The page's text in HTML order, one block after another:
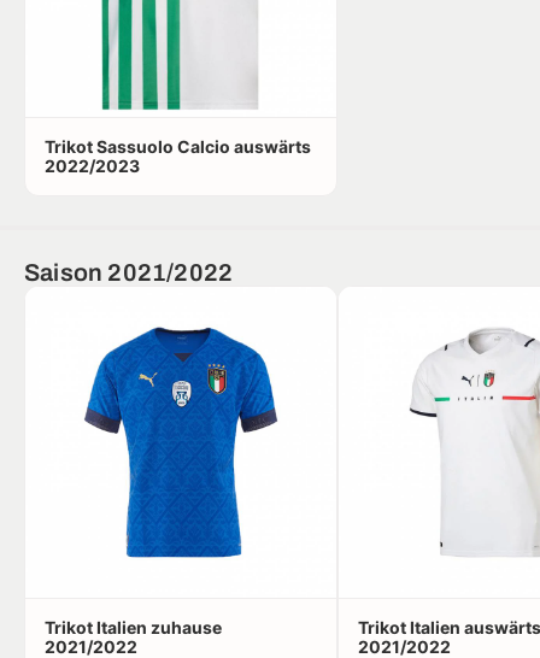
Trikot Sassuolo Calcio auswärts
2022/2023
Saison 2021/2022
Trikot Italien zuhause
2021/2022
Trikot Italien auswärts
2021/2022